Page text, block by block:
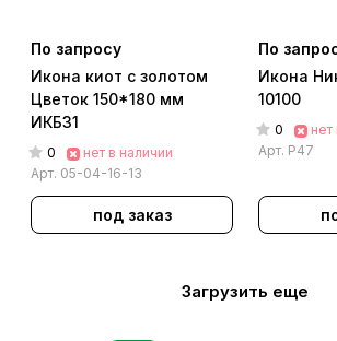
По запросу
Икона киот с золотом
Цветок 150*180 мм
ИКБ31
0
нет в наличии
Арт. 05-04-16-13
под заказ
По
Икона
10100
0
нет
Арт. Р47
Загрузить еще